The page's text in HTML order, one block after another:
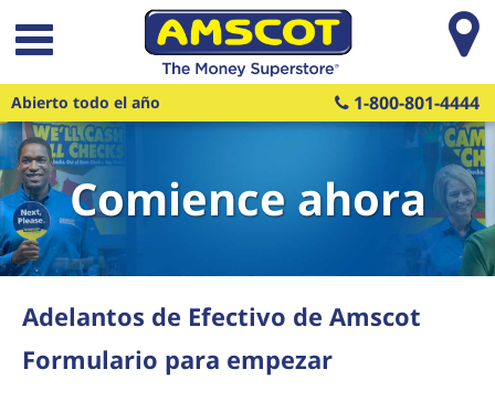
Saltar al contenido principal
Abierto todo el año 1-800-801-4444
Comience ahora
Adelantos de Efectivo de Amscot
Formulario para empezar